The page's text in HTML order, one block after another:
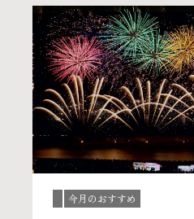
今月のおすすめ